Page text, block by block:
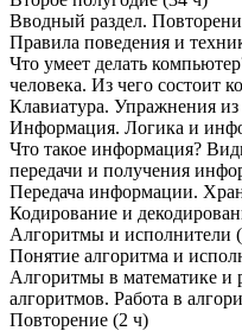
Вводный раздел.
Правила поведения и
Что умеет делать
человека. Из чего
Клавиатура. Упражнения
Информация. Логика и
Что такое информация?
передачи и получения
Передача информации.
Кодирование и
Алгоритмы и исполнители
Понятие алгоритма и
Алгоритмы в математике и
алгоритмов. Работа в
Повторение (2 ч)